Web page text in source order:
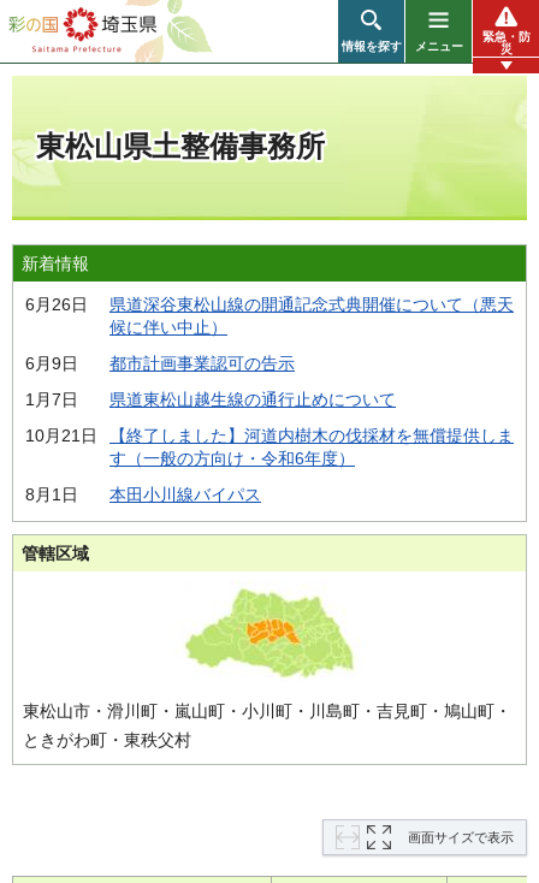
彩の国 埼玉県
情報を探す メニュー
緊急・防
災
東松山県土整備事務所
新着情報
6月26日
県道深谷東松山線の開通記念式典開催について（悪天
候に伴い中止）
6月9日
都市計画事業認可の告示
1月7日
県道東松山越生線の通行止めについて
10月21日
【終了しました】河道内樹木の伐採材を無償提供しま
す（一般の方向け・令和6年度）
8月1日
本田小川線バイパス
管轄区域
東松山市・滑川町・嵐山町・小川町・川島町・吉見町・鳩山町・
ときがわ町・東秩父村
画面サイズで表示